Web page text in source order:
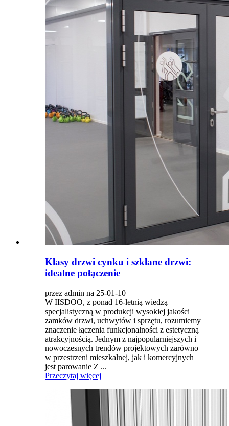
Klasy drzwi cynku i szklane drzwi:
idealne połączenie
przez admin na 25-01-10
W IISDOO, z ponad 16-letnią wiedzą
specjalistyczną w produkcji wysokiej jakości
zamków drzwi, uchwytów i sprzętu, rozumiemy
znaczenie łączenia funkcjonalności z estetyczną
atrakcyjnością. Jednym z najpopularniejszych i
nowoczesnych trendów projektowych zarówno
w przestrzeni mieszkalnej, jak i komercyjnych
jest parowanie Z ...
Przeczytaj więcej